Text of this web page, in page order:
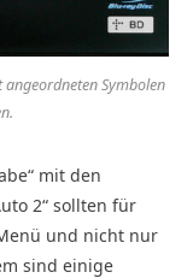
Symbolen
mit den
2“ sollten für
und nicht nur
sind einige